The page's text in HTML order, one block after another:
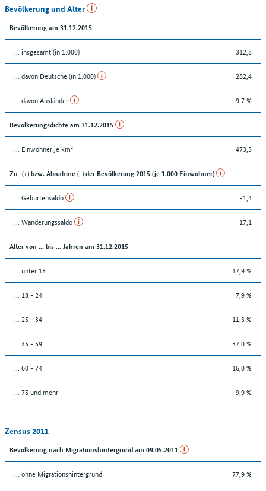
Bevölkerung und Alter
Bevölkerung am 31.12.2015
... insgesamt (in 1.000) 312,8
... davon Deutsche (in 1.000) 282,4
... davon Ausländer 9,7 %
Bevölkerungsdichte am 31.12.2015
... Einwohner je km² 473,5
Zu- (+) bzw. Abnahme (-) der Bevölkerung 2015 (je 1.000 Einwohner)
... Geburtensaldo -1,4
... Wanderungssaldo 17,1
Alter von ... bis ... Jahren am 31.12.2015
... unter 18 17,9 %
... 18 - 24 7,9 %
... 25 - 34 11,3 %
... 35 - 59 37,0 %
... 60 - 74 16,0 %
... 75 und mehr 9,9 %
Zensus 2011
Bevölkerung nach Migrationshintergrund am 09.05.2011
... ohne Migrationshintergrund 77,9 %